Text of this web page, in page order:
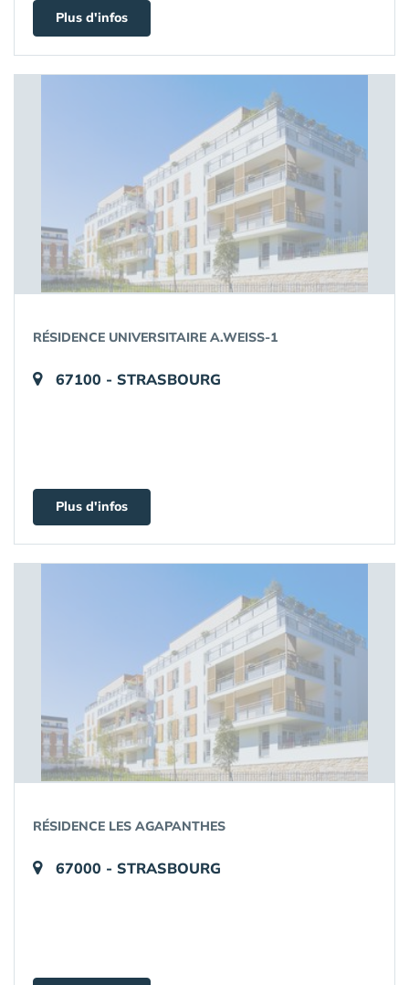
Plus d'infos
RÉSIDENCE UNIVERSITAIRE A.WEISS-1
67100 - STRASBOURG
Plus d'infos
RÉSIDENCE LES AGAPANTHES
67000 - STRASBOURG